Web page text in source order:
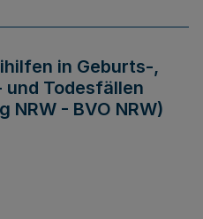
in Geburts-,
Todesfällen
- BVO NRW)